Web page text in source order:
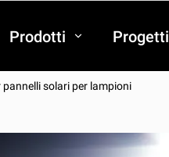
Prodotti Progetti
solari per lampioni